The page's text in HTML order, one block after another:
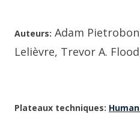
Auteurs: Adam
Lelièvre, Trevor A.
Plateaux techniques: